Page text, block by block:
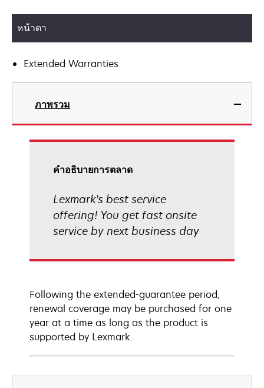
หน้าตา
Extended Warranties
ภาพรวม
คําอธิบายการตลาด
Lexmark's best service
offering! You get fast onsite
service by next business day
Following the extended-guarantee period,
renewal coverage may be purchased for one
year at a time as long as the product is
supported by Lexmark.